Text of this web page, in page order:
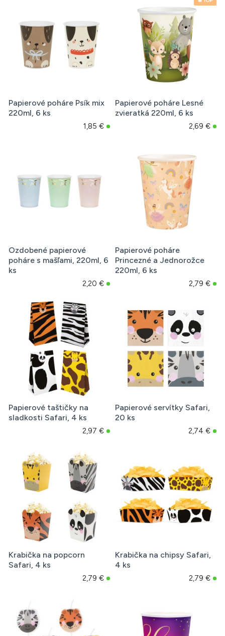
Papierové poháre Psík mix
220ml, 6 ks
1,85 €
Papierové poháre Lesné
zvieratká 220ml, 6 ks
2,69 €
Ozdobené papierové
poháre s mašľami, 220ml, 6
ks
2,20 €
Papierové poháre
Princezné a Jednorožce
220ml, 6 ks
2,79 €
Papierové taštičky na
sladkosti Safari, 4 ks
2,97 €
Papierové servítky Safari,
20 ks
2,74 €
Krabička na popcorn
Safari, 4 ks
2,79 €
Krabička na chipsy Safari,
4 ks
2,79 €